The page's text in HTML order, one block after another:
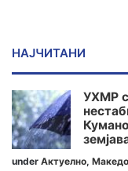
НАЈЧИТАНИ
УХМР
under Актуелно,